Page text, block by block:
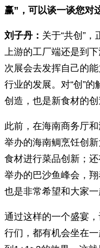
赢”，可以谈一谈您对
刘子丹： 关于“共创”
上游的工厂端还是到
次展会去发挥自己的
行业的发展。对“创”
创造，也是新食材的
此前，在海南商务厅
举办的海南鲷烹饪创
食材进行菜品创新；
举办的巴沙鱼峰会，
也是非常希望和大家
通过这样的一个盛宴
行们，都有机会坐在